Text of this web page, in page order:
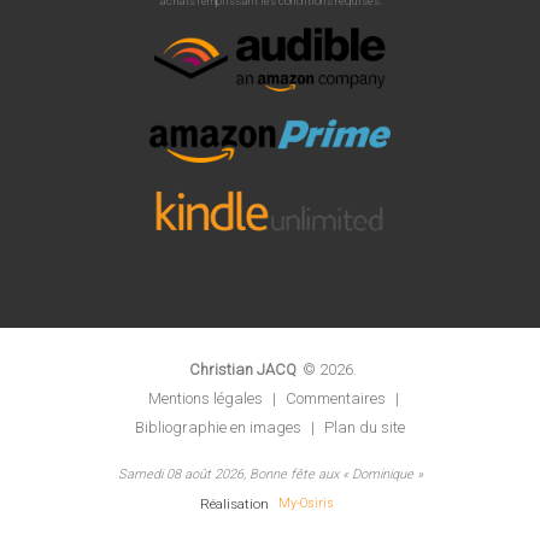
l'éternité.
Christian JACQ © 2026
Mentions légales
| Commentaires
|
Bibliographie en images
| Plan du site
Samedi 08 août 2026, Bonne fête aux « Dominique »
Réalisation My-Osiris